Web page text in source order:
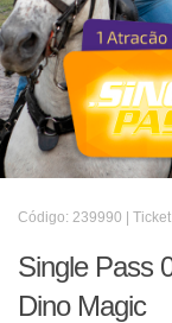
Código: 239990 | Ticket
Single Pass
Dino Magic